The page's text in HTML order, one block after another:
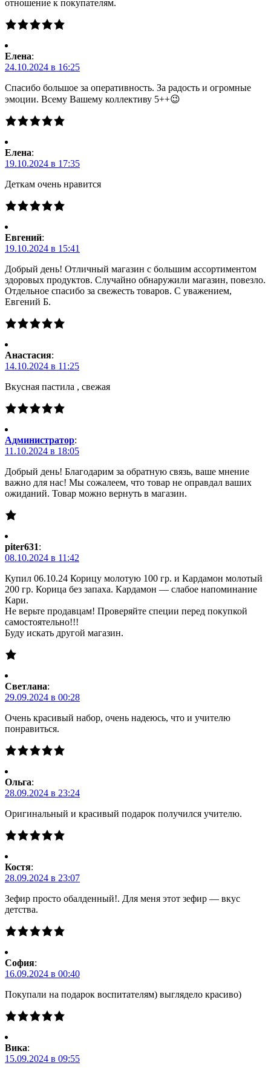
отношение к покупателям.
Елена:
24.10.2024 в 16:25
Спасибо большое за оперативность. За радость и огромные
эмоции. Всему Вашему коллективу 5++😉
Елена:
19.10.2024 в 17:35
Деткам очень нравится
Евгений:
19.10.2024 в 15:41
Добрый день! Отличный магазин с большим ассортиментом
здоровых продуктов. Случайно обнаружили магазин, повезло.
Отдельное спасибо за свежесть товаров. С уважением,
Евгений Б.
Анастасия:
14.10.2024 в 11:25
Вкусная пастила , свежая
Администратор:
11.10.2024 в 18:05
Добрый день! Благодарим за обратную связь, ваше мнение
важно для нас! Мы сожалеем, что товар не оправдал ваших
ожиданий. Товар можно вернуть в магазин.
piter631:
08.10.2024 в 11:42
Купил 06.10.24 Корицу молотую 100 гр. и Кардамон молотый
200 гр. Корица без запаха. Кардамон — слабое напоминание
Кари.
Не верьте продавцам! Проверяйте специи перед покупкой
самостоятельно!!!
Буду искать другой магазин.
Светлана:
29.09.2024 в 00:28
Очень красивый набор, очень надеюсь, что и учителю
понравиться.
Ольга:
28.09.2024 в 23:24
Оригинальный и красивый подарок получился учителю.
Костя:
28.09.2024 в 23:07
Зефир просто обалденный!. Для меня этот зефир — вкус
детства.
Cофия:
16.09.2024 в 00:40
Покупали на подарок воспитателям) выглядело красиво)
Вика:
15.09.2024 в 09:55